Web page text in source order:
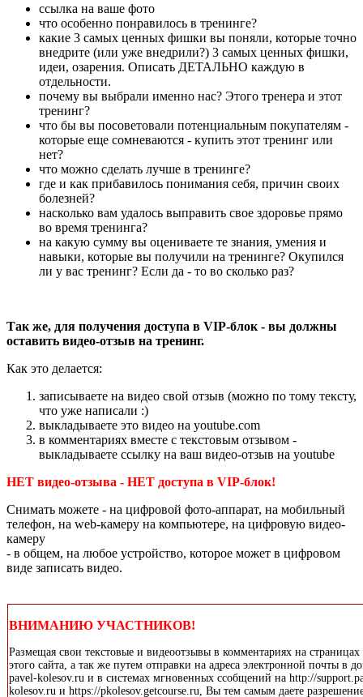
ссылка на ваше фото
что особенно понравилось в тренинге?
какие 3 самых ценных фишки вы поняли, которые точно
внедрите (или уже внедрили?) 3 самых ценных фишки,
идеи, озарения. Описать ДЕТАЛЬНО каждую в
отдельности.
почему вы выбрали именно нас? Этого тренера и этот
тренинг?
что бы вы посоветовали потенциальным покупателям -
которые еще сомневаются - купить этот тренинг или
нет?
что можно сделать лучше в тренинге?
где и как прибавилось понимания себя, причин своих
болезней?
насколько вам удалось выправить свое здоровье прямо
во время тренинга?
на какую сумму вы оцениваете те знания, умения и
навыки, которые вы получили на тренинге? Окупился
ли у вас тренинг? Если да - то во сколько раз?
Так же, для получения доступа в VIP-блок - вы должны
оставить видео-отзыв на тренинг.
Как это делается:
записываете на видео свой отзыв (можно по тому тексту,
что уже написали :)
выкладываете это видео на youtube.com
в комментариях вместе с текстовым отзывом -
выкладываете ссылку на ваш видео-отзыв на youtube
НЕТ видео-отзыва - НЕТ доступа в VIP-блок!
Снимать можете - на цифровой фото-аппарат, на мобильный
телефон, на web-камеру на компьютере, на цифровую видео-
камеру
- в общем, на любое устройство, которое может в цифровом
виде записать видео.
ВНИМАНИЮ УЧАСТНИКОВ!
Размещая свои текстовые и видеоотзывы в комментариях на страницах
этого сайта, а так же путем отправки на адреса электронной почты в
pavel-kolesov.ru и в системах мгновенных ссобщений на http://
kolesov.ru и https://pkolesov.getcourse.ru, Вы тем самым даете